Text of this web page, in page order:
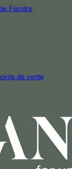
Fiandre
de vente